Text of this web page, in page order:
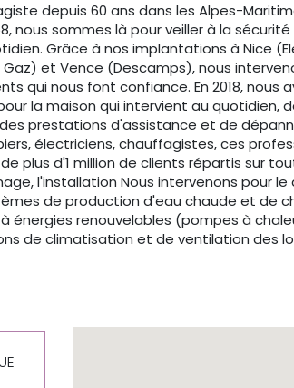
depuis 60 ans dans les Alpes-
nous sommes là pour veiller à la
Grâce à nos implantations à Nice
Gaz) et Vence (Descamps), nous
qui nous font confiance. En 2018, nous
la maison qui intervient au quotidien,
prestations d'assistance et de
électriciens, chauffagistes, ces
plus d'1 million de clients répartis sur
l'installation Nous intervenons pour
de production d'eau chaude et de
énergies renouvelables (pompes à
de climatisation et de ventilation des